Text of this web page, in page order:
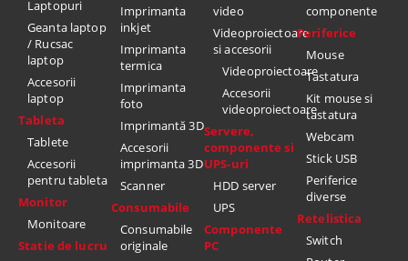
Laptopuri
Geanta laptop
/ Rucsac
laptop
Accesorii
laptop
Tableta
Tablete
Accesorii
pentru tableta
Monitor
Monitoare
Statie de lucru
Imprimanta
inkjet
Imprimanta
termica
Imprimanta
foto
Imprimantă 3D
Accesorii
imprimanta 3D
Scanner
Consumabile
Consumabile
originale
video
Videoproiectoare
si accesorii
Videoproiectoare
Accesorii
videoproiectoare
Servere,
componente si
UPS-uri
HDD server
UPS
Componente
PC
componente
Periferice
Mouse
Tastatura
Kit mouse si
tastatura
Webcam
Stick USB
Periferice
diverse
Retelistica
Switch